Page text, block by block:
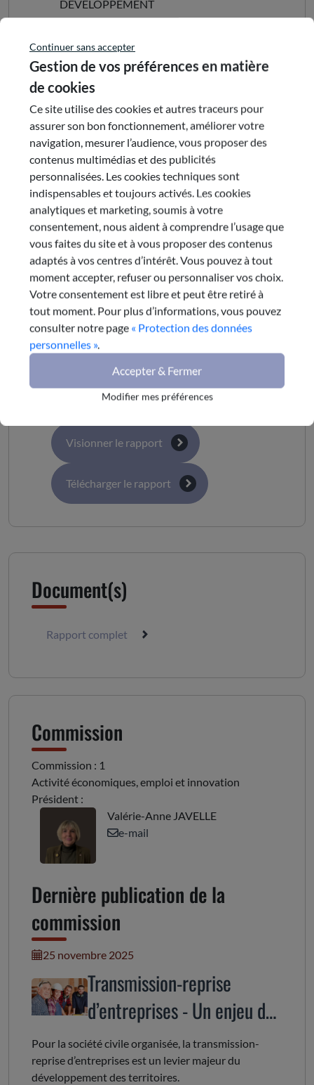
DEVELOPPEMENT
ECONOMIQUE/INNOVATION/INTERNATIONAL/
ECONOMIQUE
D’INTERNATIONALISATION ET
D’INNOVATION : SRDEII/POLITIQUE
ECONOMIQUE/REGION AUVERGNE-
RHONE-ALPES
Partager cette publication
Envoyer par e-mail
Le rapport complet
Visionner le rapport
Télécharger le rapport
Document(s)
Rapport complet
Commission
Commission : 1
Activité économiques, emploi et innovation
Président :
Valérie-Anne JAVELLE
e-mail
Dernière publication de la
commission
25 novembre 2025
Transmission-reprise
d’entreprises - Un enjeu de
dynamisation économique
et sociale du territoire
Pour la société civile organisée, la transmission-
reprise d’entreprises est un levier majeur du
développement des territoires.
Continuer sans accepter
Gestion de vos préférences en matière
de cookies
Ce site utilise des cookies et autres traceurs pour
assurer son bon fonctionnement, améliorer votre
navigation, mesurer l’audience, vous proposer des
contenus multimédias et des publicités
personnalisées. Les cookies techniques sont
indispensables et toujours activés. Les cookies
analytiques et marketing, soumis à votre
consentement, nous aident à comprendre l’usage que
vous faites du site et à vous proposer des contenus
adaptés à vos centres d’intérêt. Vous pouvez à tout
moment accepter, refuser ou personnaliser vos choix.
Votre consentement est libre et peut être retiré à
tout moment. Pour plus d’informations, vous pouvez
consulter notre page « Protection des données
personnelles ».
Accepter & Fermer
Modifier mes préférences